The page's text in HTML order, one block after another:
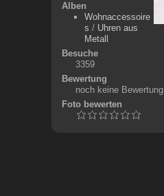
Alben
Wohnaccessoire
s / Uhren aus
Metall
Besuche
3359
Bewertung
noch keine Bewertung
Foto bewerten